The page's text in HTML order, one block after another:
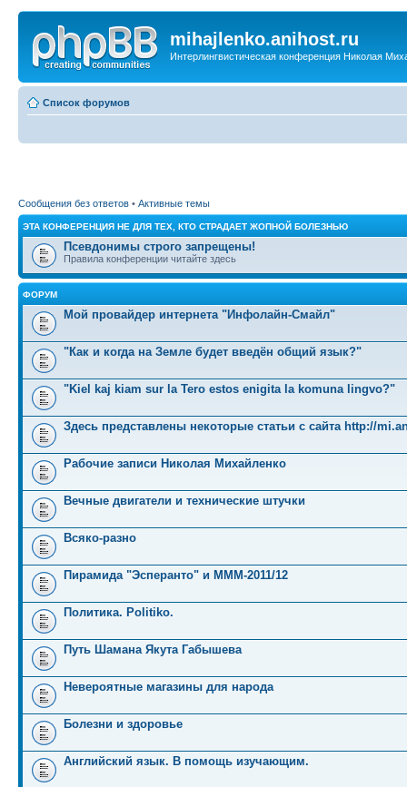
mihajlenko.anihost.ru
Интерлингвистическая конференция Николая
Список форумов
Сообщения без ответов • Активные темы
ЭТА КОНФЕРЕНЦИЯ НЕ ДЛЯ ТЕХ, КТО СТРАДАЕТ ЖОПНОЙ БОЛЕЗНЬЮ
Псевдонимы строго запрещены!
Правила конференции читайте здесь
ФОРУМ
Мой провайдер интернета "Инфолайн-Смайл"
"Как и когда на Земле будет введён общий язык?"
"Kiel kaj kiam sur la Tero estos enigita la komuna lingvo?"
Здесь представлены некоторые статьи с сайта http://
Рабочие записи Николая Михайленко
Вечные двигатели и технические штучки
Всяко-разно
Пирамида "Эсперанто" и MMM-2011/12
Политика. Politiko.
Путь Шамана Якута Габышева
Невероятные магазины для народа
Болезни и здоровье
Английский язык. В помощь изучающим.